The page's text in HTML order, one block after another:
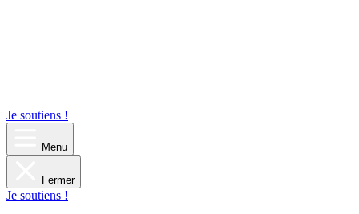
Je soutiens !
Menu
Fermer
Je soutiens !